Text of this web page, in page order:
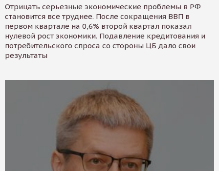
Отрицать серьезные экономические проблемы в РФ
становится все труднее. После сокращения ВВП в
первом квартале на 0,6% второй квартал показал
нулевой рост экономики. Подавление кредитования и
потребительского спроса со стороны ЦБ дало свои
результаты